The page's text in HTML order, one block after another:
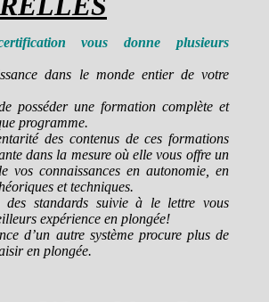
vous donne plusieurs
dans le monde entier de votre
posséder une formation complète et
programme.
des contenus de ces formations
dans la mesure où elle vous offre un
vos connaissances en autonomie, en
et techniques.
des standards suivie à le lettre vous
expérience en plongée!
d’un autre système procure plus de
en plongée.